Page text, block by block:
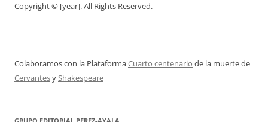
Copyright © [year]. All Rights Reserved.
Colaboramos con la PlataformaCuarto centenario de la muerte de
CervantesyShakespeare